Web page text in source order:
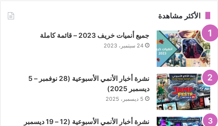
الأكثر مشاهدة
جميع أنميات خريف 2023 – قائمة كاملة
24 سبتمبر، 2023
نشرة أخبار الأنمي الأسبوعية (28 نوفمبر – 5
ديسمبر 2025)
5 ديسمبر، 2025
نشرة أخبار الأنمي الأسبوعية (12 – 19 ديسمبر